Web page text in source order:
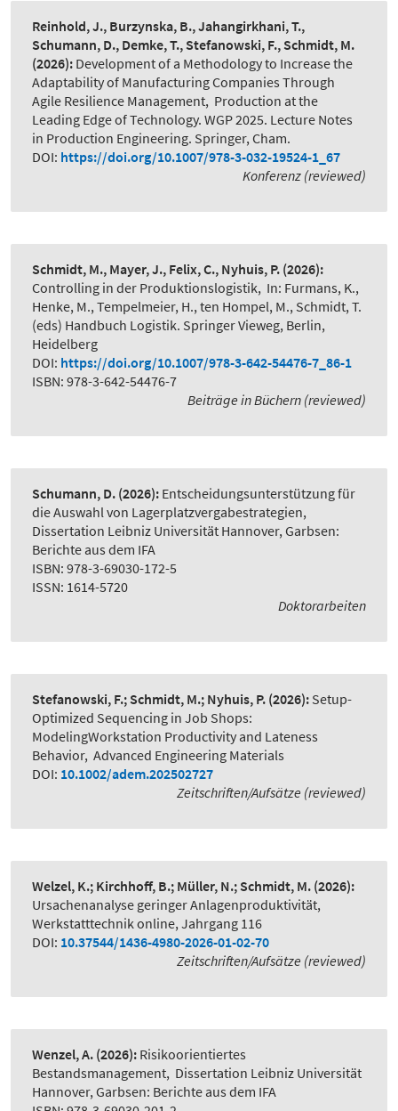
Reinhold, J., Burzynska, B., Jahangirkhani, T.,
Schumann, D., Demke, T., Stefanowski, F., Schmidt, M.
(2026): Development of a Methodology to Increase the
Adaptability of Manufacturing Companies Through
Agile Resilience Management, Production at the
Leading Edge of Technology. WGP 2025. Lecture Notes
in Production Engineering. Springer, Cham.
DOI: https://doi.org/10.1007/978-3-032-19524-1_67
Konferenz (reviewed)
Schmidt, M., Mayer, J., Felix, C., Nyhuis, P. (2026):
Controlling in der Produktionslogistik, In: Furmans, K.,
Henke, M., Tempelmeier, H., ten Hompel, M., Schmidt, T.
(eds) Handbuch Logistik. Springer Vieweg, Berlin,
Heidelberg
DOI: https://doi.org/10.1007/978-3-642-54476-7_86-1
ISBN: 978-3-642-54476-7
Beiträge in Büchern (reviewed)
Schumann, D. (2026): Entscheidungsunterstützung für
die Auswahl von Lagerplatzvergabestrategien,
Dissertation Leibniz Universität Hannover, Garbsen:
Berichte aus dem IFA
ISBN: 978-3-69030-172-5
ISSN: 1614-5720
Doktorarbeiten
Stefanowski, F.; Schmidt, M.; Nyhuis, P. (2026): Setup-
Optimized Sequencing in Job Shops:
ModelingWorkstation Productivity and Lateness
Behavior, Advanced Engineering Materials
DOI: 10.1002/adem.202502727
Zeitschriften/Aufsätze (reviewed)
Welzel, K.; Kirchhoff, B.; Müller, N.; Schmidt, M. (2026):
Ursachenanalyse geringer Anlagenproduktivität,
Werkstatttechnik online, Jahrgang 116
DOI: 10.37544/1436-4980-2026-01-02-70
Zeitschriften/Aufsätze (reviewed)
Wenzel, A. (2026): Risikoorientiertes
Bestandsmanagement, Dissertation Leibniz Universität
Hannover, Garbsen: Berichte aus dem IFA